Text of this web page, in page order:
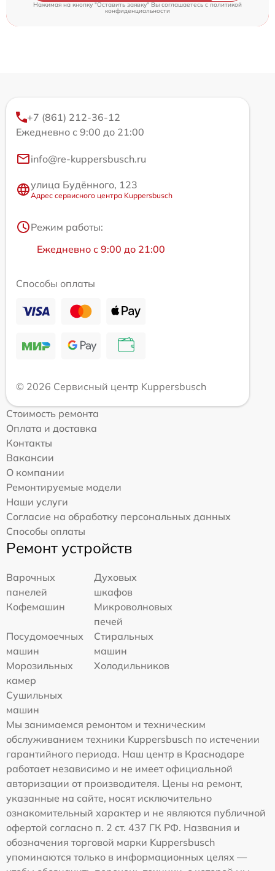
Нажимая на кнопку "Оставить заявку" Вы соглашаетесь c политикой
конфиденциальности
+7 (861) 212-36-12
Ежедневно с 9:00 до 21:00
info@re-kuppersbusch.ru
улица Будённого, 123
Адрес сервисного центра Kuppersbusch
Режим работы:
Ежедневно с 9:00 до 21:00
Способы оплаты
© 2026 Сервисный центр Kuppersbusch
Стоимость ремонта
Оплата и доставка
Контакты
Вакансии
О компании
Ремонтируемые модели
Наши услуги
Согласие на обработку персональных данных
Способы оплаты
Ремонт устройств
Варочных
панелей
Духовых
шкафов
Кофемашин
Микроволновых
печей
Посудомоечных
машин
Стиральных
машин
Морозильных
камер
Холодильников
Сушильных
машин
Мы занимаемся ремонтом и техническим
обслуживанием техники Kuppersbusch по истечении
гарантийного периода. Наш центр в Краснодаре
работает независимо и не имеет официальной
авторизации от производителя. Цены на ремонт,
указанные на сайте, носят исключительно
ознакомительный характер и не являются публичной
офертой согласно п. 2 ст. 437 ГК РФ. Названия и
обозначения торговой марки Kuppersbusch
упоминаются только в информационных целях —